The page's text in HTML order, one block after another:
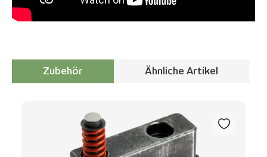
Zubehör
Ähnliche Artikel